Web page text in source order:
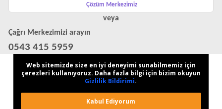
Çözüm Merkezimiz
veya
Çağrı Merkezimizi arayın
0543 415 5959
WhatsApp Destek Hattı
Web sitemizde size en iyi deneyimi sunabilmemiz için
çerezleri kullanıyoruz. Daha fazla bilgi için bizim okuyun
Gizlilik Bildirimi.
Kabul Ediyorum